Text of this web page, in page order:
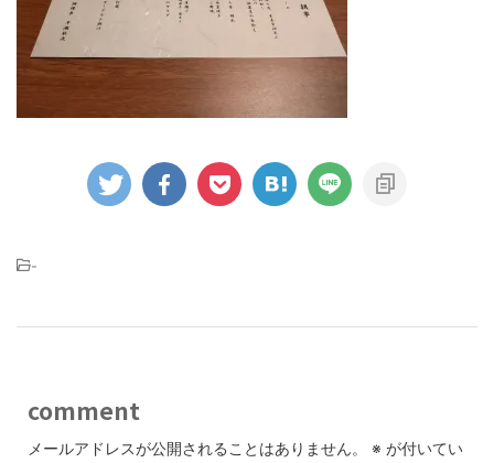
-
comment
メールアドレスが公開されることはありません。 ※ が付いてい